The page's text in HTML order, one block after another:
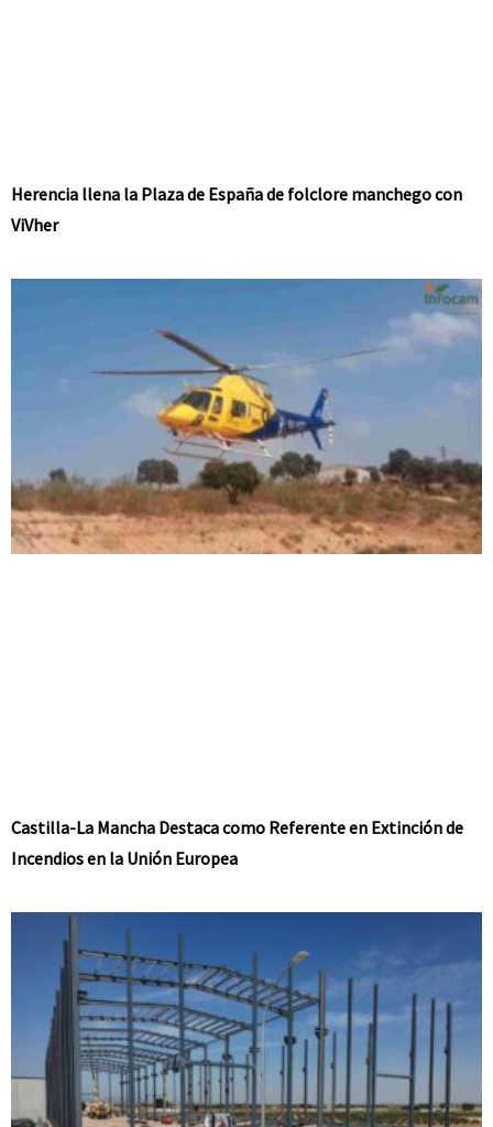
Herencia llena la Plaza de España de folclore manchego con
ViVher
Castilla-La Mancha Destaca como Referente en Extinción de
Incendios en la Unión Europea